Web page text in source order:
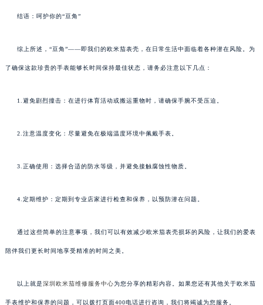
结语：呵护你的“豆角”
综上所述，“豆角”——即我们的欧米茄表壳，在日常生活中面临着各种潜在风险。为
了确保这款珍贵的手表能够长时间保持最佳状态，请务必注意以下几点：
1.避免剧烈撞击：在进行体育活动或搬运重物时，请确保手腕不受压迫。
2.注意温度变化：尽量避免在极端温度环境中佩戴手表。
3.正确使用：选择合适的防水等级，并避免接触腐蚀性物质。
4.定期维护：定期到专业店家进行检查和保养，以预防潜在问题。
通过这些简单的注意事项，我们可以有效减少欧米茄表壳损坏的风险，让我们的爱表
陪伴我们更长时间地享受精准的时间之美。
以上就是深圳欧米茄维修服务中心为您分享的精彩内容。如果您还有其他关于欧米茄
手表维护和保养的问题，可以拨打页面400电话进行咨询，我们将竭诚为您服务。